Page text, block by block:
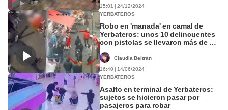
15:01 | 24/12/2024
YERBATEROS
Robo en 'manada' en camal de
Yerbateros: unos 10 delincuentes
con pistolas se llevaron más de S/
Claudia Beltrán
16:40 | 14/06/2024
YERBATEROS
Asalto en terminal de Yerbateros:
sujetos se hicieron pasar por
pasajeros para robar